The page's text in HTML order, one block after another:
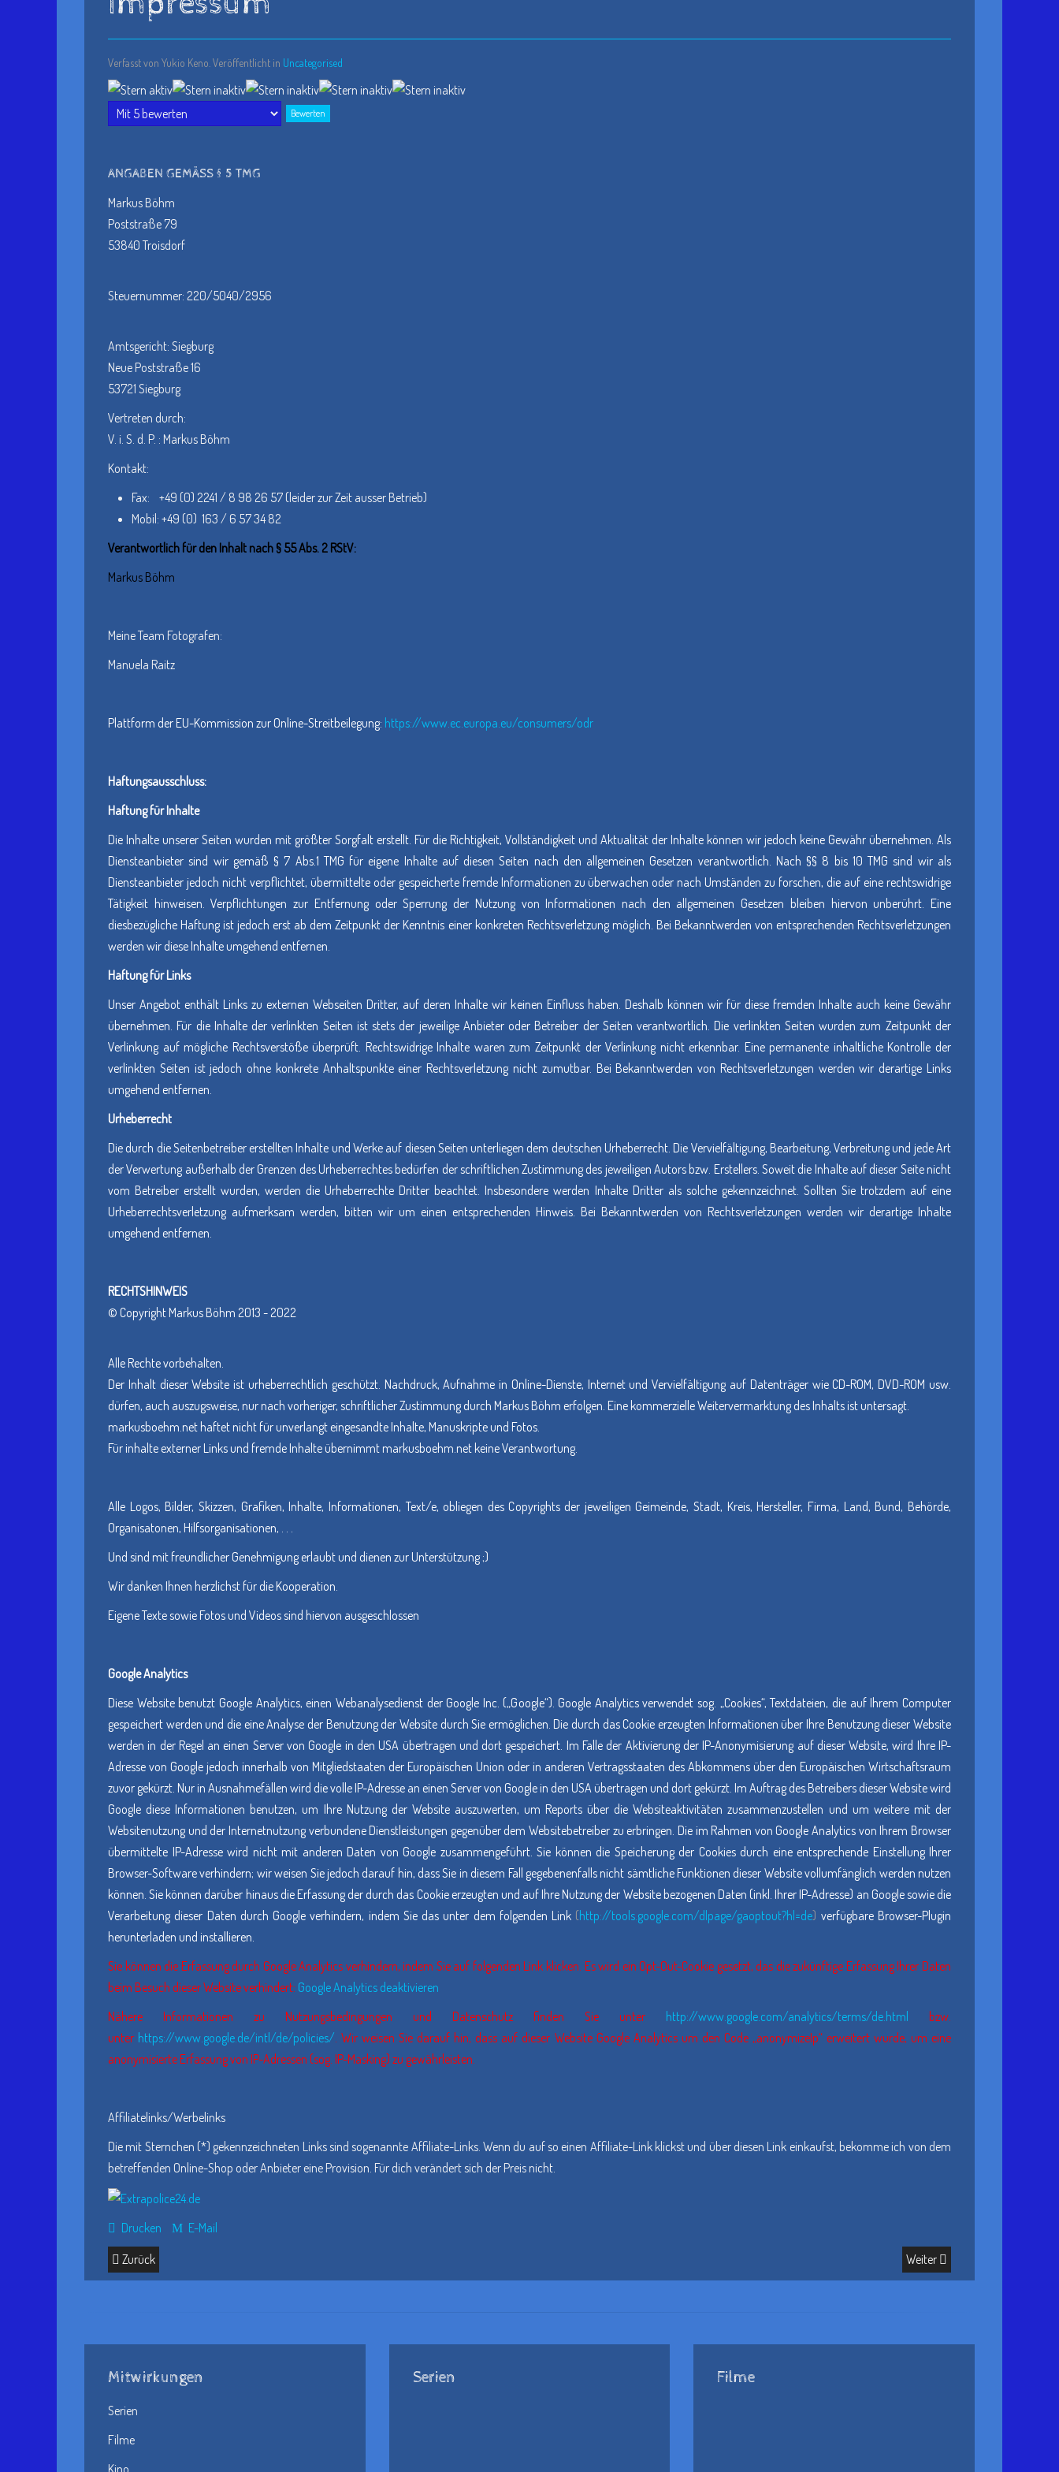
Verfasst von Yukio Keno. Veröffentlicht in Uncategorised
Bewertung:1/5
Bitte
ANGABEN GEMÄSS § 5 TMG
Markus Böhm
Poststraße 79
53840 Troisdorf
Steuernummer: 220/5040/2956
Amtsgericht: Siegburg
Neue Poststraße 16
53721 Siegburg
Vertreten durch:
V. i. S. d. P. : Markus Böhm
Kontakt:
Fax: +49 (0) 2241 / 8 98 26 57 (leider zur Zeit ausser Betrieb)
Mobil: +49 (0) 163 / 6 57 34 82
Verantwortlich für den Inhalt nach § 55 Abs. 2 RStV:
Markus Böhm
Meine Team Fotografen:
Manuela Raitz
Plattform der EU-Kommission zur Online-Streitbeilegung: https://www.ec.europa.eu/consumers/odr
Haftungsausschluss:
Haftung für Inhalte
Die Inhalte unserer Seiten wurden mit größter Sorgfalt erstellt. Für die Richtigkeit, Vollständigkeit und Aktualität der Inhalte können wir jedoch keine Gewähr übernehmen. Als
Diensteanbieter sind wir gemäß § 7 Abs.1 TMG für eigene Inhalte auf diesen Seiten nach den allgemeinen Gesetzen verantwortlich. Nach §§ 8 bis 10 TMG sind wir als
Diensteanbieter jedoch nicht verpflichtet, übermittelte oder gespeicherte fremde Informationen zu überwachen oder nach Umständen zu forschen, die auf eine rechtswidrige
Tätigkeit hinweisen. Verpflichtungen zur Entfernung oder Sperrung der Nutzung von Informationen nach den allgemeinen Gesetzen bleiben hiervon unberührt. Eine
diesbezügliche Haftung ist jedoch erst ab dem Zeitpunkt der Kenntnis einer konkreten Rechtsverletzung möglich. Bei Bekanntwerden von entsprechenden Rechtsverletzungen
werden wir diese Inhalte umgehend entfernen.
Haftung für Links
Unser Angebot enthält Links zu externen Webseiten Dritter, auf deren Inhalte wir keinen Einfluss haben. Deshalb können wir für diese fremden Inhalte auch keine Gewähr
übernehmen. Für die Inhalte der verlinkten Seiten ist stets der jeweilige Anbieter oder Betreiber der Seiten verantwortlich. Die verlinkten Seiten wurden zum Zeitpunkt der
Verlinkung auf mögliche Rechtsverstöße überprüft. Rechtswidrige Inhalte waren zum Zeitpunkt der Verlinkung nicht erkennbar. Eine permanente inhaltliche Kontrolle der
verlinkten Seiten ist jedoch ohne konkrete Anhaltspunkte einer Rechtsverletzung nicht zumutbar. Bei Bekanntwerden von Rechtsverletzungen werden wir derartige Links
umgehend entfernen.
Urheberrecht
Die durch die Seitenbetreiber erstellten Inhalte und Werke auf diesen Seiten unterliegen dem deutschen Urheberrecht. Die Vervielfältigung, Bearbeitung, Verbreitung und jede Art
der Verwertung außerhalb der Grenzen des Urheberrechtes bedürfen der schriftlichen Zustimmung des jeweiligen Autors bzw. Erstellers. Soweit die Inhalte auf dieser Seite nicht
vom Betreiber erstellt wurden, werden die Urheberrechte Dritter beachtet. Insbesondere werden Inhalte Dritter als solche gekennzeichnet. Sollten Sie trotzdem auf eine
Urheberrechtsverletzung aufmerksam werden, bitten wir um einen entsprechenden Hinweis. Bei Bekanntwerden von Rechtsverletzungen werden wir derartige Inhalte
umgehend entfernen.
RECHTSHINWEIS
© Copyright Markus Böhm 2013 - 2022
Alle Rechte vorbehalten.
Der Inhalt dieser Website ist urheberrechtlich geschützt. Nachdruck, Aufnahme in Online-Dienste, Internet und Vervielfältigung auf Datenträger wie CD-ROM, DVD-ROM usw.
dürfen, auch auszugsweise, nur nach vorheriger, schriftlicher Zustimmung durch Markus Böhm erfolgen. Eine kommerzielle Weitervermarktung des Inhalts ist untersagt.
markusboehm.net haftet nicht für unverlangt eingesandte Inhalte, Manuskripte und Fotos.
Für inhalte externer Links und fremde Inhalte übernimmt markusboehm.net keine Verantwortung.
Alle Logos, Bilder, Skizzen, Grafiken, Inhalte, Informationen, Text/e, obliegen des Copyrights der jeweiligen Geimeinde, Stadt, Kreis, Hersteller, Firma, Land, Bund, Behörde,
Organisatonen, Hilfsorganisationen, . . .
Und sind mit freundlicher Genehmigung erlaubt und dienen zur Unterstützung ;)
Wir danken Ihnen herzlichst für die Kooperation.
Eigene Texte sowie Fotos und Videos sind hiervon ausgeschlossen
Google Analytics
Diese Website benutzt Google Analytics, einen Webanalysedienst der Google Inc. („Google“). Google Analytics verwendet sog. „Cookies“, Textdateien, die auf Ihrem Computer
gespeichert werden und die eine Analyse der Benutzung der Website durch Sie ermöglichen. Die durch das Cookie erzeugten Informationen über Ihre Benutzung dieser Website
werden in der Regel an einen Server von Google in den USA übertragen und dort gespeichert. Im Falle der Aktivierung der IP-Anonymisierung auf dieser Website, wird Ihre IP-
Adresse von Google jedoch innerhalb von Mitgliedstaaten der Europäischen Union oder in anderen Vertragsstaaten des Abkommens über den Europäischen Wirtschaftsraum
zuvor gekürzt. Nur in Ausnahmefällen wird die volle IP-Adresse an einen Server von Google in den USA übertragen und dort gekürzt. Im Auftrag des Betreibers dieser Website wird
Google diese Informationen benutzen, um Ihre Nutzung der Website auszuwerten, um Reports über die Websiteaktivitäten zusammenzustellen und um weitere mit der
Websitenutzung und der Internetnutzung verbundene Dienstleistungen gegenüber dem Websitebetreiber zu erbringen. Die im Rahmen von Google Analytics von Ihrem Browser
übermittelte IP-Adresse wird nicht mit anderen Daten von Google zusammengeführt. Sie können die Speicherung der Cookies durch eine entsprechende Einstellung Ihrer
Browser-Software verhindern; wir weisen Sie jedoch darauf hin, dass Sie in diesem Fall gegebenenfalls nicht sämtliche Funktionen dieser Website vollumfänglich werden nutzen
können. Sie können darüber hinaus die Erfassung der durch das Cookie erzeugten und auf Ihre Nutzung der Website bezogenen Daten (inkl. Ihrer IP-Adresse) an Google sowie die
Verarbeitung dieser Daten durch Google verhindern, indem Sie das unter dem folgenden Link (http://tools.google.com/dlpage/gaoptout?hl=de) verfügbare Browser-Plugin
herunterladen und installieren.
Sie können die Erfassung durch Google Analytics verhindern, indem Sie auf folgenden Link klicken. Es wird ein Opt-Out-Cookie gesetzt, das die zukünftige Erfassung Ihrer Daten
beim Besuch dieser Website verhindert: Google Analytics deaktivieren
Nähere Informationen zu Nutzungsbedingungen und Datenschutz finden Sie unter http://www.google.com/analytics/terms/de.html
bzw.
unter https://www.google.de/intl/de/policies/. Wir weisen Sie darauf hin, dass auf dieser Website Google Analytics um den Code „anonymizeIp“ erweitert wurde, um eine
anonymisierte Erfassung von IP-Adressen (sog. IP-Masking) zu gewährleisten.
Affiliatelinks/Werbelinks
Die mit Sternchen (*) gekennzeichneten Links sind sogenannte Affiliate-Links. Wenn du auf so einen Affiliate-Link klickst und über diesen Link einkaufst, bekomme ich von dem
betreffenden Online-Shop oder Anbieter eine Provision. Für dich verändert sich der Preis nicht.
Drucken
E-Mail
Zurück
Weiter
Mitwirkungen
Serien
Filme
Serien Filme